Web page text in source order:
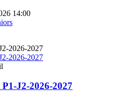
14:00
J2-2026-2027